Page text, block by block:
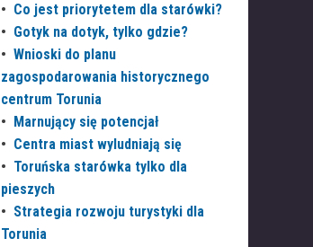
• Co jest priorytetem dla starówki?
• Gotyk na dotyk, tylko gdzie?
• Wnioski do planu
zagospodarowania historycznego
centrum Torunia
•
Marnujący się potencjał
• Centra miast wyludniają się
• Toruńska starówka tylko dla
pieszych
• Strategia rozwoju turystyki dla
Torunia